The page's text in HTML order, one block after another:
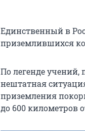
Единственный в
приземлившихся
По легенде учений,
нештатная
приземления
до 600 километров